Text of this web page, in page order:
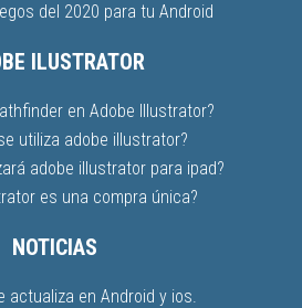
del 2020 para tu Android
ILUSTRATOR
en Adobe Illustrator?
utiliza adobe illustrator?
adobe illustrator para ipad?
es una compra única?
NOTICIAS
actualiza en Android y ios.